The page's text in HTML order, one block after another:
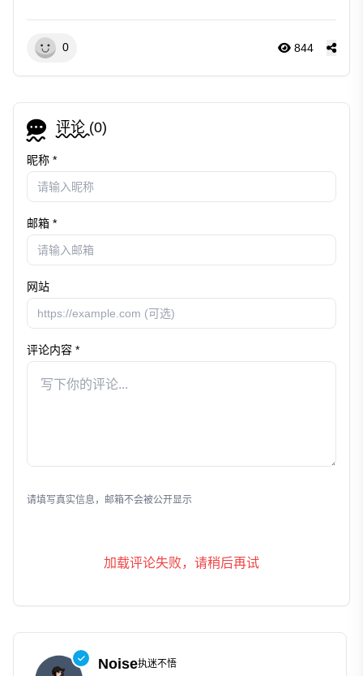
0 844
评论 (0)
昵称 *
邮箱 *
网站
评论内容 *
请填写真实信息，邮箱不会被公开显示
加载评论失败，请稍后再试
Noise执迷不悟